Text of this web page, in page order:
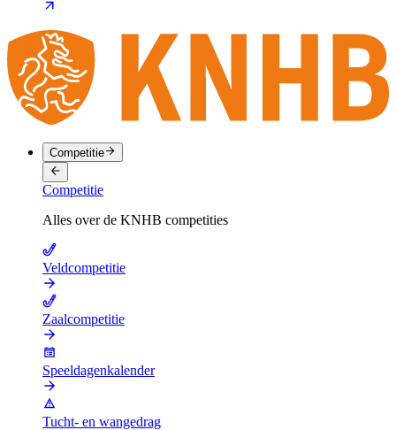
Competitie
Competitie
Alles over de KNHB competities
Veldcompetitie
Zaalcompetitie
Speeldagenkalender
Tucht- en wangedrag